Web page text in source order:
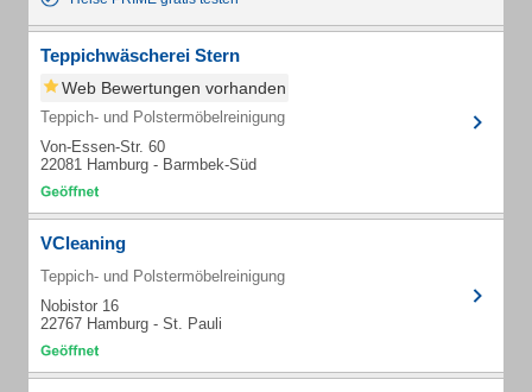
Teppichwäscherei Stern
Web Bewertungen vorhanden
Teppich- und Polstermöbelreinigung
Von-Essen-Str. 60
22081 Hamburg - Barmbek-Süd
VCleaning
Teppich- und Polstermöbelreinigung
Nobistor 16
22767 Hamburg - St. Pauli